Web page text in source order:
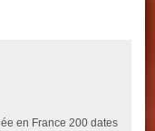
en France 200 dates